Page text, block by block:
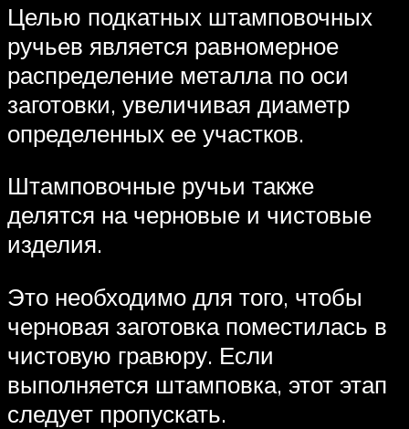
Целью подкатных штамповочных
ручьев является равномерное
распределение металла по оси
заготовки, увеличивая диаметр
определенных ее участков.
Штамповочные ручьи также
делятся на черновые и чистовые
изделия.
Это необходимо для того, чтобы
черновая заготовка поместилась в
чистовую гравюру. Если
выполняется штамповка, этот этап
следует пропускать.